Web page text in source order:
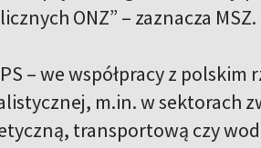
ONZ” – zaznacza MSZ.
– we współpracy z
m.in. w sektorach
transportową czy